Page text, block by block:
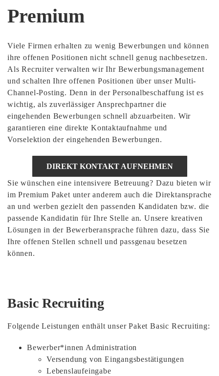
Premium
Viele Firmen erhalten zu wenig Bewerbungen und können
ihre offenen Positionen nicht schnell genug nachbesetzen.
Als Recruiter verwalten wir Ihr Bewerbungsmanagement
und schalten Ihre offenen Positionen über unser Multi-
Channel-Posting. Denn in der Personalbeschaffung ist es
wichtig, als zuverlässiger Ansprechpartner die
eingehenden Bewerbungen schnell abzuarbeiten. Wir
garantieren eine direkte Kontaktaufnahme und
Vorselektion der eingehenden Bewerbungen.
DIREKT KONTAKT AUFNEHMEN
Sie wünschen eine intensivere Betreuung? Dazu bieten wir
im Premium Paket unter anderem auch die Direktansprache
an und werben gezielt den passenden Kandidaten bzw. die
passende Kandidatin für Ihre Stelle an. Unsere kreativen
Lösungen in der Bewerberansprache führen dazu, dass Sie
Ihre offenen Stellen schnell und passgenau besetzen
können.
Basic Recruiting
Folgende Leistungen enthält unser Paket Basic Recruiting:
Bewerber*innen Administration
Versendung von Eingangsbestätigungen
Lebenslaufeingabe